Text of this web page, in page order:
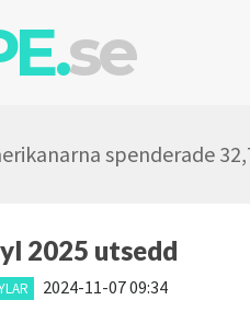
se
spenderade
2025 utsedd
2024-11-07 09:34